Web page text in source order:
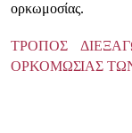
ορκωμοσίας.
ΤΡΟΠΟΣ
ΟΡΚΟΜΩΣΙΑΣ